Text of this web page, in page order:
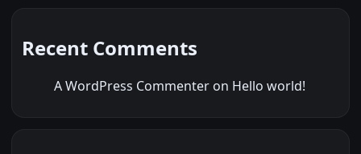
Recent Comments
A WordPress Commenter on Hello world!